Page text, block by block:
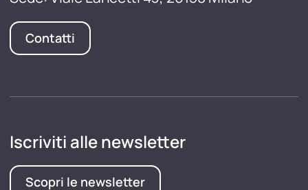
Contatti
Iscriviti alle newsletter
Scopri le newsletter